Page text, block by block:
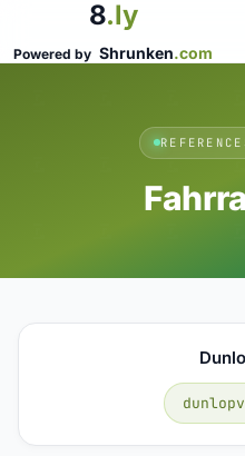
8.ly
Powered by Shrunken.com